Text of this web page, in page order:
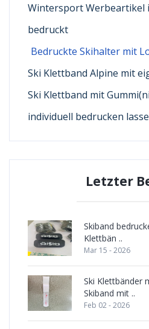
Wintersport Werbeartikel
bedruckt
Bedruckte Skihalter mit
Ski Klettband Alpine mit
Ski Klettband mit
individuell bedrucken
Letzter
Skiband
Klettbän ..
Mar 15 - 2026
Ski Klettbänder
Skiband mit ..
Feb 02 - 2026